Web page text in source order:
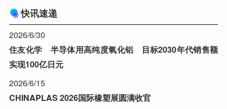
快讯速递
2026/6/30
住友化学 半导体用高纯度氧化铝 目标2030年代销售额
实现100亿日元
2026/6/15
CHINAPLAS 2026国际橡塑展圆满收官